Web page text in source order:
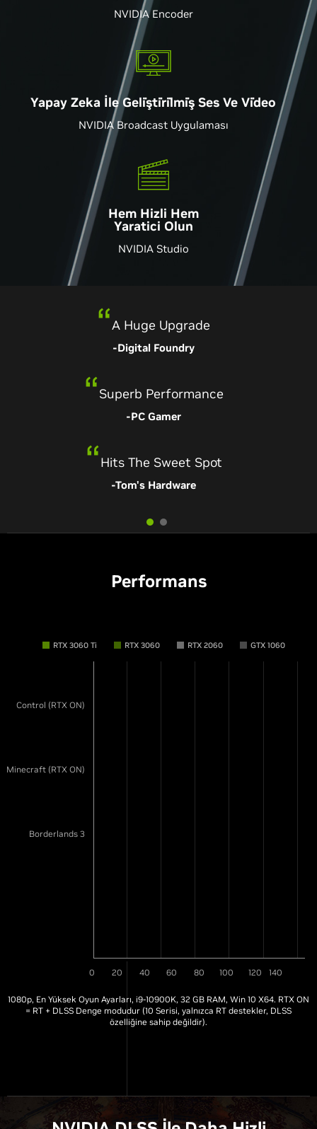
NVIDIA Encoder
Yapay Zeka İle Geli̇şti̇ri̇lmi̇ş Ses Ve Vi̇deo
NVIDIA Broadcast Uygulaması
Hem Hizli Hem
Yaratici Olun
NVIDIA Studio
A Huge Upgrade
-Digital Foundry
Superb Performance
-PC Gamer
Hits The Sweet Spot
-Tom's Hardware
Super Impressive
-Hardware Canucks
Virtually Flawless
-Pcworld
Simply No Competition
-Rock, Paper, Shotgun
0 20 40 60 80 100 120 140
1080p, En Yüksek Oyun Ayarları, i9-10900K, 32 GB RAM, Win 10 X64. RTX ON